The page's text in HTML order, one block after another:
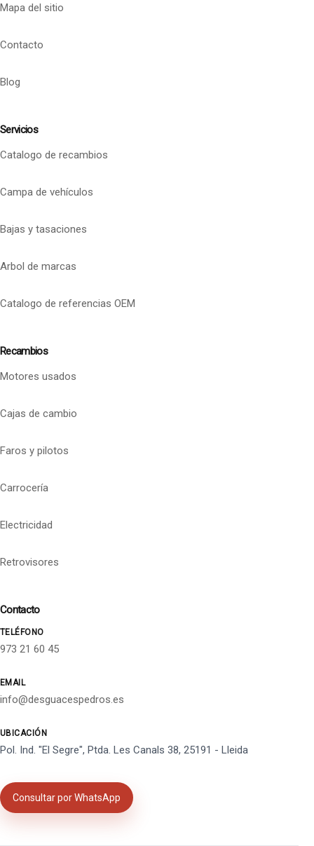
Mapa del sitio
Contacto
Blog
Servicios
Catalogo de recambios
Campa de vehículos
Bajas y tasaciones
Arbol de marcas
Catalogo de referencias OEM
Recambios
Motores usados
Cajas de cambio
Faros y pilotos
Carrocería
Electricidad
Retrovisores
Contacto
TELÉFONO
973 21 60 45
EMAIL
info@desguacespedros.es
UBICACIÓN
Pol. Ind. "El Segre", Ptda. Les Canals 38, 25191 - Lleida
Consultar por WhatsApp